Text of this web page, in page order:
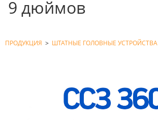
9 дюймов
ПРОДУКЦИЯ > ШТАТНЫЕ ГОЛОВНЫЕ УСТРОЙСТВА